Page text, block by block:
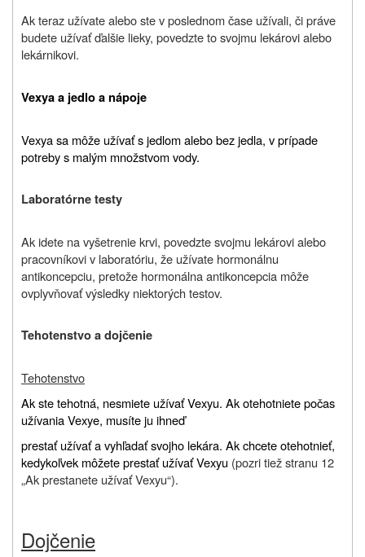
Ak teraz užívate alebo ste v poslednom čase užívali, či práve
budete užívať ďalšie lieky, povedzte to svojmu lekárovi alebo
lekárnikovi.
Vexya a jedlo a nápoje
Vexya sa môže užívať s jedlom alebo bez jedla, v prípade
potreby s malým množstvom vody.
Laboratórne testy
Ak idete na vyšetrenie krvi, povedzte svojmu lekárovi alebo
pracovníkovi v laboratóriu, že užívate hormonálnu
antikoncepciu, pretože hormonálna antikoncepcia môže
ovplyvňovať výsledky niektorých testov.
Tehotenstvo a dojčenie
Tehotenstvo
Ak ste tehotná, nesmiete užívať Vexyu. Ak otehotniete počas
užívania Vexye, musíte ju ihneď
prestať užívať a vyhľadať svojho lekára. Ak chcete otehotnieť,
kedykoľvek môžete prestať užívať Vexyu (pozri tiež stranu 12
„Ak prestanete užívať Vexyu“).
Dojčenie